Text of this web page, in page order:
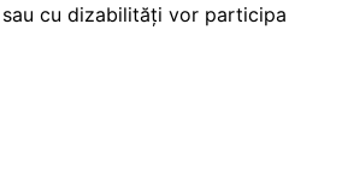
sau cu dizabilităţi vor participa